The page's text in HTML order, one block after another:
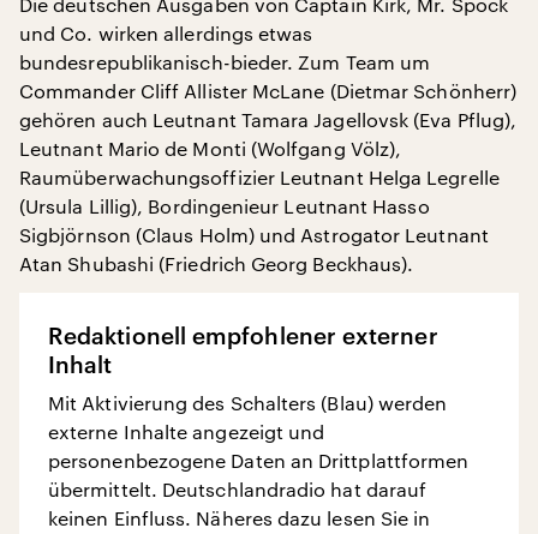
und Co. wirken allerdings etwas
bundesrepublikanisch-bieder. Zum Team um
Commander Cliff Allister McLane (Dietmar Schönherr)
gehören auch Leutnant Tamara Jagellovsk (Eva Pflug),
Leutnant Mario de Monti (Wolfgang Völz),
Raumüberwachungsoffizier Leutnant Helga Legrelle
(Ursula Lillig), Bordingenieur Leutnant Hasso
Sigbjörnson (Claus Holm) und Astrogator Leutnant
Atan Shubashi (Friedrich Georg Beckhaus).
Redaktionell empfohlener externer
Inhalt
Mit Aktivierung des Schalters (Blau) werden
externe Inhalte angezeigt und
personenbezogene Daten an Drittplattformen
übermittelt. Deutschlandradio hat darauf
keinen Einfluss. Näheres dazu lesen Sie in